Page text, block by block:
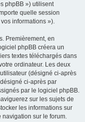
phpBB ») utilisent
quelle session
informations »).
Premièrement, en
phpBB créera un
textes téléchargés dans
ordinateur. Les deux
(désigné ci-après
ci-après par
par le logiciel phpBB.
sur les sujets de
les informations sur
navigation sur le forum.